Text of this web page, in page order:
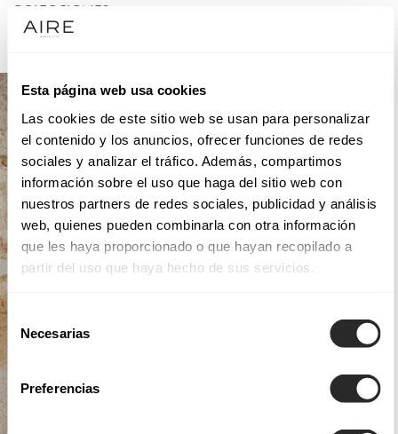
Esta página web usa cookies
Las cookies de este sitio web se usan para personalizar
el contenido y los anuncios, ofrecer funciones de redes
sociales y analizar el tráfico. Además, compartimos
información sobre el uso que haga del sitio web con
nuestros partners de redes sociales, publicidad y análisis
web, quienes pueden combinarla con otra información
que les haya proporcionado o que hayan recopilado a
partir del uso que haya hecho de sus servicios.
Selección
Necesarias
Preferencias
COLECCIONES